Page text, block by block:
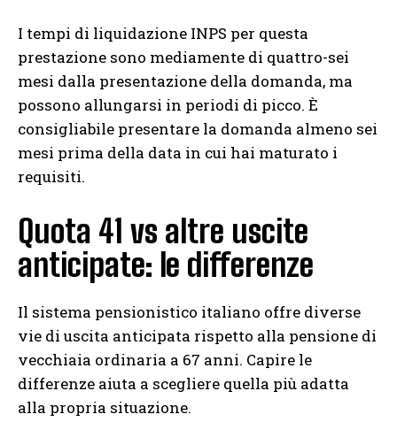
I tempi di liquidazione INPS per questa
prestazione sono mediamente di quattro-sei
mesi dalla presentazione della domanda, ma
possono allungarsi in periodi di picco. È
consigliabile presentare la domanda almeno sei
mesi prima della data in cui hai maturato i
requisiti.
Quota 41 vs altre uscite
anticipate: le differenze
Il sistema pensionistico italiano offre diverse
vie di uscita anticipata rispetto alla pensione di
vecchiaia ordinaria a 67 anni. Capire le
differenze aiuta a scegliere quella più adatta
alla propria situazione.